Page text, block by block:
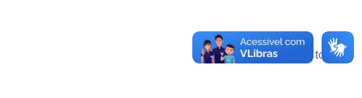
Voltar para o topo